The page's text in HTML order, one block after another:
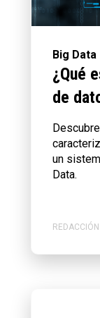
Big Data
¿Qué
de
un
Data.